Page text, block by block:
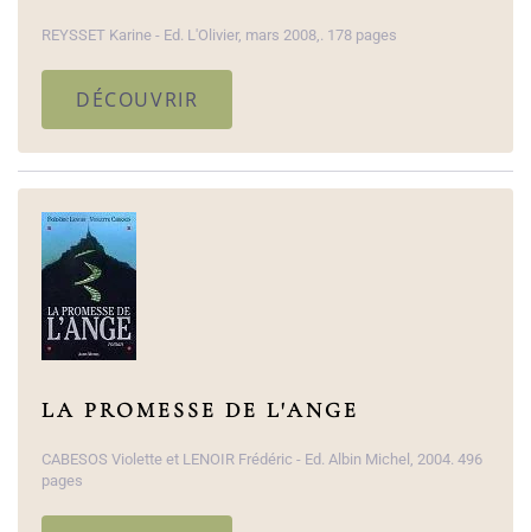
REYSSET Karine - Ed. L'Olivier, mars 2008,. 178 pages
DÉCOUVRIR
LA PROMESSE DE L'ANGE
CABESOS Violette et LENOIR Frédéric - Ed. Albin Michel, 2004. 496
pages